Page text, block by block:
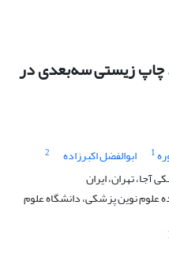
چاپ زیستی سه‌بعدی در
1 ابوالفضل اکبرزاده
2
آجا، تهران، ایران
علوم نوین پزشکی، دانشگاه علوم